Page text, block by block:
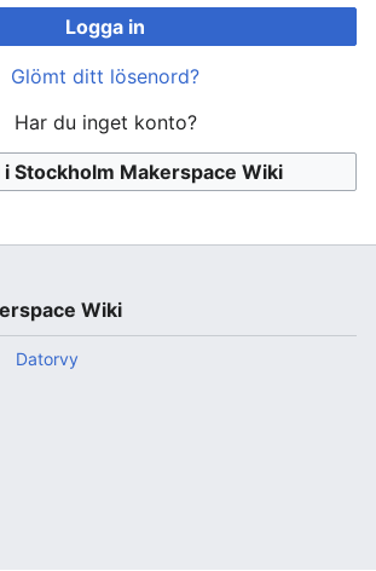
Logga in
Glömt ditt lösenord?
Har du inget konto?
i Stockholm Makerspace Wiki
Wiki
Datorvy